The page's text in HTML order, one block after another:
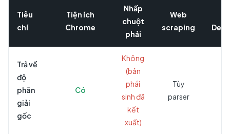
Tiêu
chí
Tiện ích
Chrome
Nhấp
chuột
phải
Web
scraping
Trả về
độ
phân
giải
gốc
Có
Không
(bản
phái
sinh đã
kết
xuất)
Tùy
parser